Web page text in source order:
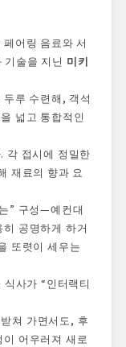
어링 음료와 서
술을 지닌 미키
루 수련해, 객석
넓고 통합적인
각 접시에 정밀한
재료의 향과 요
” 구성—예컨대
공명하게 하거
또렷이 세우는
사가 “인터랙티
쳐 가면서도, 후
어우러져 새로